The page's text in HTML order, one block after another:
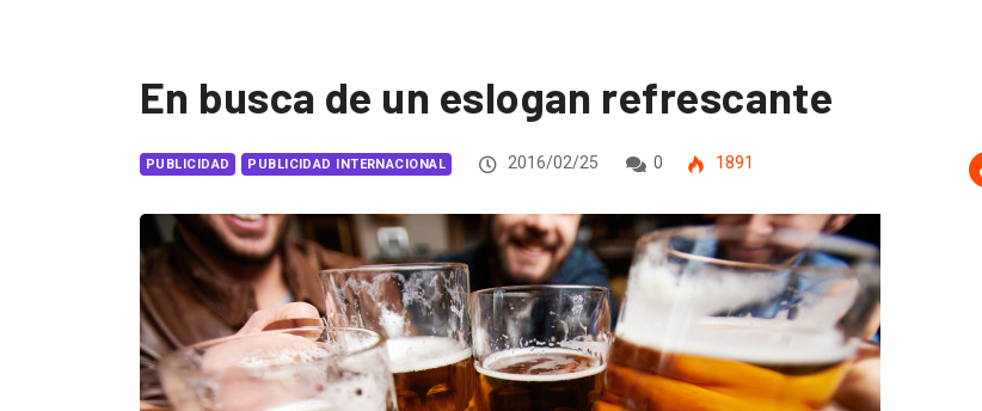
En busca de un eslogan refrescante
PUBLICIDAD PUBLICIDAD INTERNACIONAL 2016/02/25 0 1891